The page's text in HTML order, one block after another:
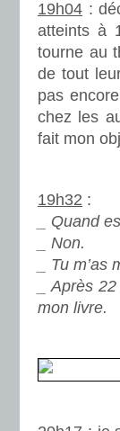
19h04 :
atteints à
tourne au
de tout
pas
chez les
fait mon
19h32 :
_ Quand
_ Non.
_ Tu
_ Après
mon livre.